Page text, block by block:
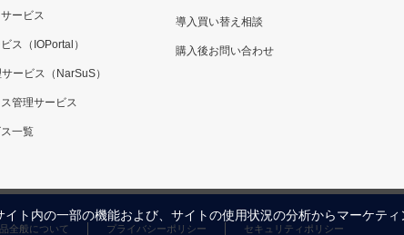
ービス
ス（IOPortal）
ービス（NarSuS）
管理サービス
一覧
導入買い替え相談
購入後お問い合わせ
全般について プライバシーポリシー セキュリティポリシー
ト内の一部の機能および、サイトの使用状況の分析からマーケティ